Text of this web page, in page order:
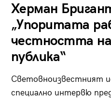
Херман
„Упоритата
честността
публика“
Световноизвестният
специално интервю